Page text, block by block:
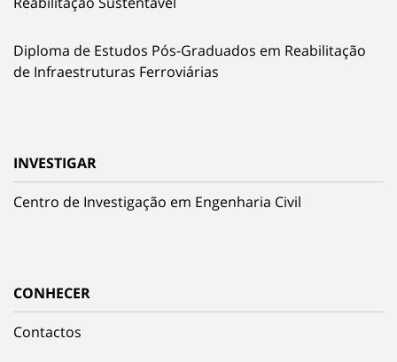
Diploma de Estudos Pós-Graduados em Reabilitação
de Infraestruturas Ferroviárias
INVESTIGAR
Centro de Investigação em Engenharia Civil
CONHECER
Contactos